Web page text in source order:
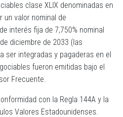
clase XLIX denominadas en
un valor nominal de
interés fija de 7,750% nominal
diciembre de 2033 (las
a ser integradas y pagaderas en el
fueron emitidas bajo el
Frecuente.
con la Regla 144A y la
Valores Estadounidenses.